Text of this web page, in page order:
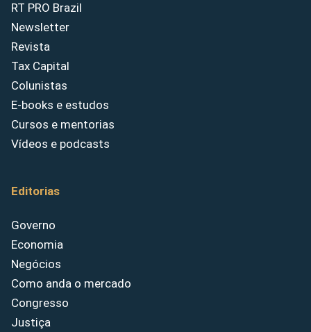
RT PRO Brazil
Newsletter
Revista
Tax Capital
Colunistas
E-books e estudos
Cursos e mentorias
Vídeos e podcasts
Editorias
Governo
Economia
Negócios
Como anda o mercado
Congresso
Justiça